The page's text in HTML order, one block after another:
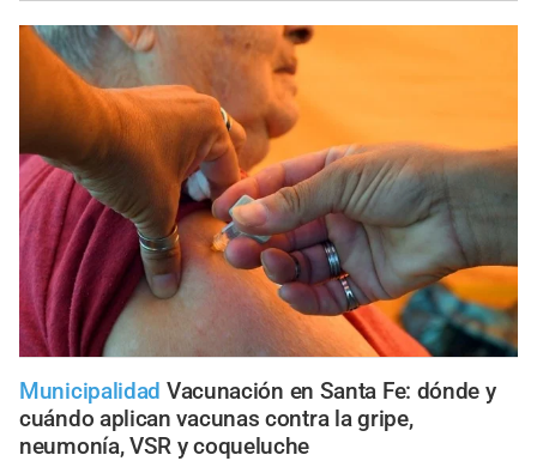
Municipalidad Vacunación en Santa Fe: dónde y
cuándo aplican vacunas contra la gripe,
neumonía, VSR y coqueluche